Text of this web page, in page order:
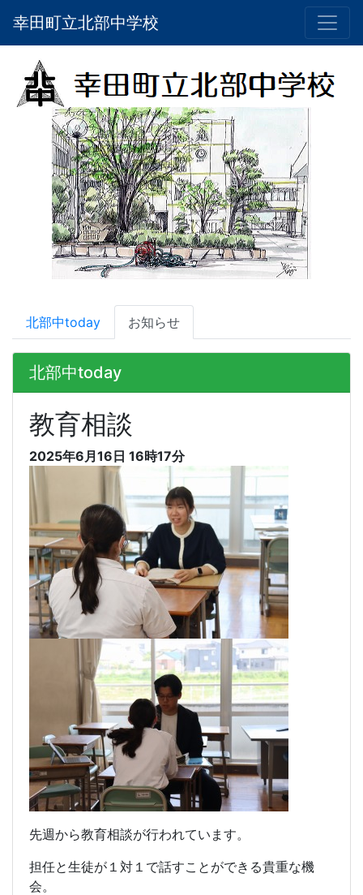
幸田町立北部中学校
北部中today お知らせ
北部中today
教育相談
2025年6月16日 16時17分
先週から教育相談が行われています。
担任と生徒が１対１で話すことができる貴重な機
会。